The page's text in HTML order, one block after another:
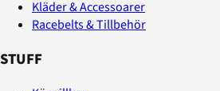
Kläder & Accessoarer
Racebelts & Tillbehör
STUFF